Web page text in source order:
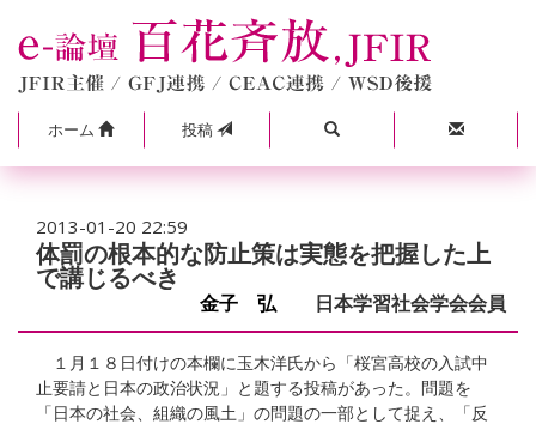
ホーム 投稿
2013-01-20 22:59
体罰の根本的な防止策は実態を把握した上
で講じるべき
金子 弘 日本学習社会学会会員
１月１８日付けの本欄に玉木洋氏から「桜宮高校の入試中
止要請と日本の政治状況」と題する投稿があった。問題を
「日本の社会、組織の風土」の問題の一部として捉え、「反